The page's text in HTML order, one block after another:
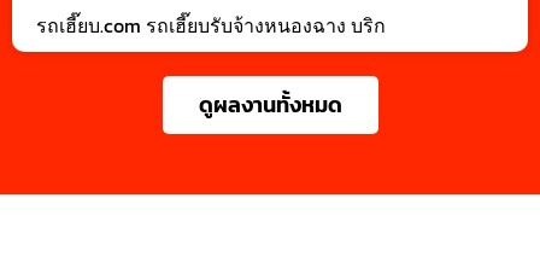
รถเฮี๊ยบ.com รถเฮี๊ยบรับจ้างหนองฉาง บริก
ดูผลงานทั้งหมด